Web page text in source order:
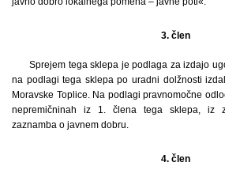
3. člen
Sprejem tega sklepa je podlaga za izdajo
na podlagi tega sklepa po uradni dolžnosti
Moravske Toplice. Na podlagi pravnomočne
nepremičninah iz 1. člena tega sklepa, iz
zaznamba o javnem dobru.
4. člen